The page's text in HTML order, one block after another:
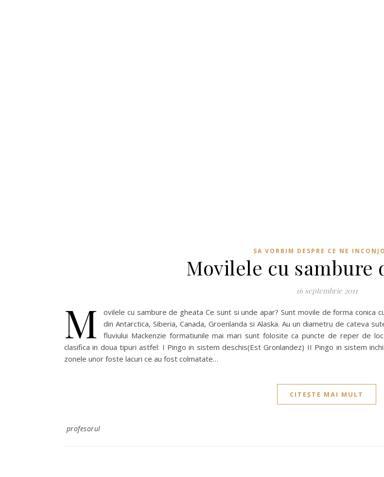
SA VORBIM DESPRE CE NE
Movilele cu sambure
16 septembrie 2011
M
ovilele cu sambure de gheata Ce sunt si unde apar? Sunt movile de forma conica
din Antarctica, Siberia, Canada, Groenlanda si Alaska. Au un diametru de cateva
fluviului Mackenzie formatiunile mai mari sunt folosite ca puncte de reper de
clasifica in doua tipuri astfel: I Pingo in sistem deschis(Est Gronlandez) II Pingo in sistem
zonele unor foste lacuri ce au fost colmatate…
CITEȘTE MAI MULT
profesorul